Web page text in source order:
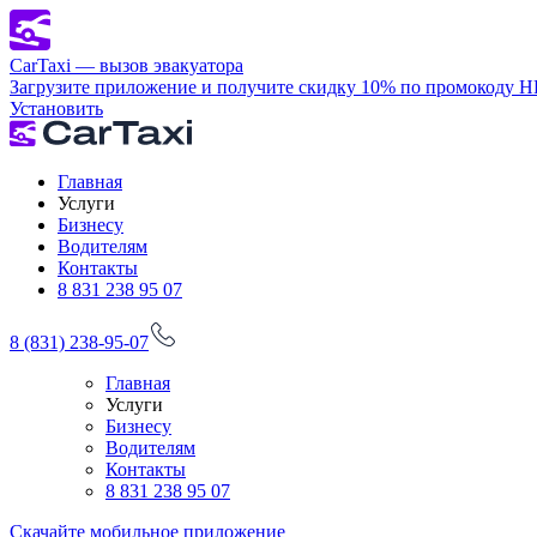
CarTaxi — вызов эвакуатора
Загрузите приложение и получите скидку 10% по промокоду
Установить
Главная
Услуги
Бизнесу
Водителям
Контакты
8 831 238 95 07
8 (831) 238-95-07
Главная
Услуги
Бизнесу
Водителям
Контакты
8 831 238 95 07
Скачайте мобильное приложение